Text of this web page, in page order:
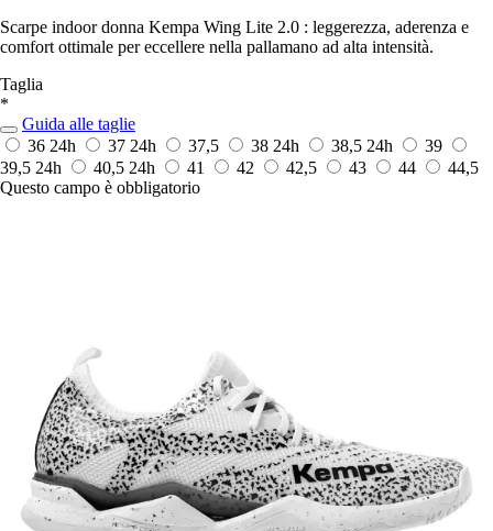
Scarpe indoor donna Kempa Wing Lite 2.0 : leggerezza, aderenza e
comfort ottimale per eccellere nella pallamano ad alta intensità.
Taglia
*
Guida alle taglie
36 24h 37 24h 37,5 38 24h 38,5 24h
39
39,5 24h 40,5 24h 41 42 42,5 43 44
44,5
Questo campo è obbligatorio